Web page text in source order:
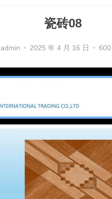
瓷砖08
admin • 2025 年 4 月 16 日 • 600